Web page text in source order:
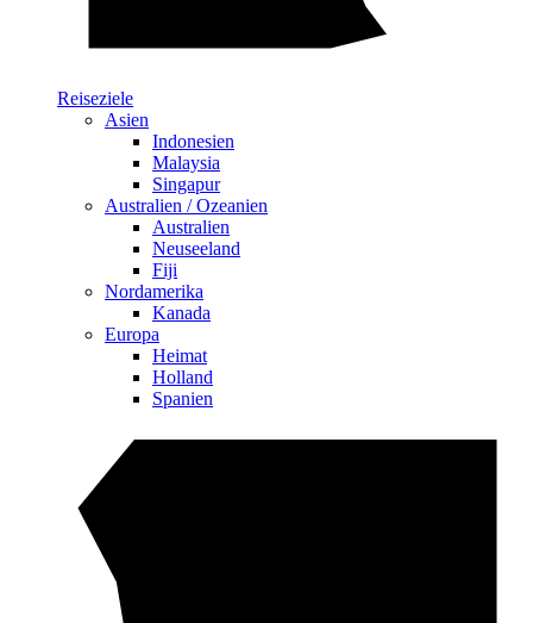
Reiseziele
Asien
Indonesien
Malaysia
Singapur
Australien / Ozeanien
Australien
Neuseeland
Fiji
Nordamerika
Kanada
Europa
Heimat
Holland
Spanien